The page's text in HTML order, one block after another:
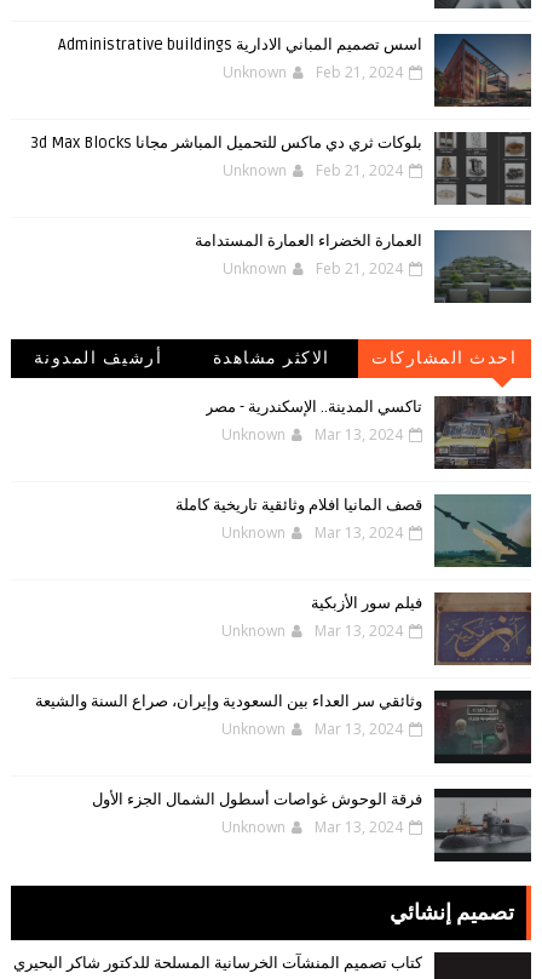
اسس تصميم المباني الادارية Administrative buildings
Unknown Feb 21, 2024
بلوكات ثري دي ماكس للتحميل المباشر مجانا 3d Max Blocks
Unknown Feb 21, 2024
العمارة الخضراء العمارة المستدامة
Unknown Feb 21, 2024
احدث المشاركات الاكثر مشاهدة
أرشيف المدونة
تاكسي المدينة.. الإسكندرية - مصر
Unknown Mar 13, 2024
قصف المانيا افلام وثائقية تاريخية كاملة
Unknown Mar 13, 2024
فيلم سور الأزبكية
Unknown Mar 13, 2024
وثائقي سر العداء بين السعودية وإيران، صراع السنة والشيعة
Unknown Mar 13, 2024
فرقة الوحوش غواصات أسطول الشمال الجزء الأول
Unknown Mar 13, 2024
تصميم إنشائي
كتاب تصميم المنشآت الخرسانية المسلحة للدكتور شاكر البحيري